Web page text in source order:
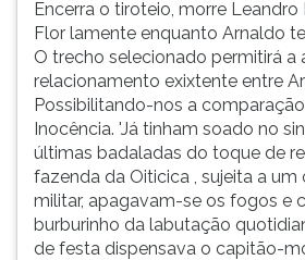
continuar
pressione
(primeira
tecla
direita
Para
Encerra o tiroteio, morre Leandro
Flor lamente enquanto Arnaldo
O trecho selecionado permitirá a
relacionamento exixtente entre
Possibilitando-nos a
Inocência. 'Já tinham soado no
últimas badaladas do toque de
fazenda da Oiticica , sujeita a um
militar, apagavam-se os fogos e
burburinho da labutação
de festa dispensava o capitão-